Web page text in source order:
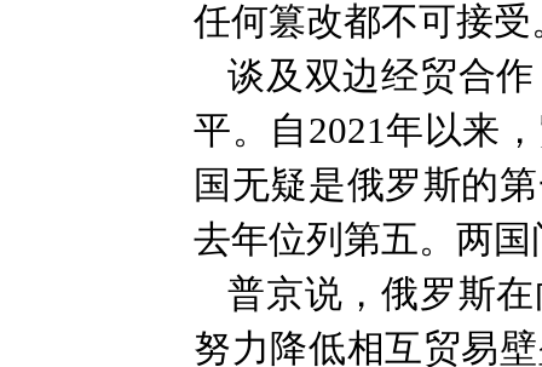
任何篡改都不可接受
谈及双边经贸合
平。自2021年以来
国无疑是俄罗斯的
去年位列第五。两
普京说，俄罗斯
努力降低相互贸易